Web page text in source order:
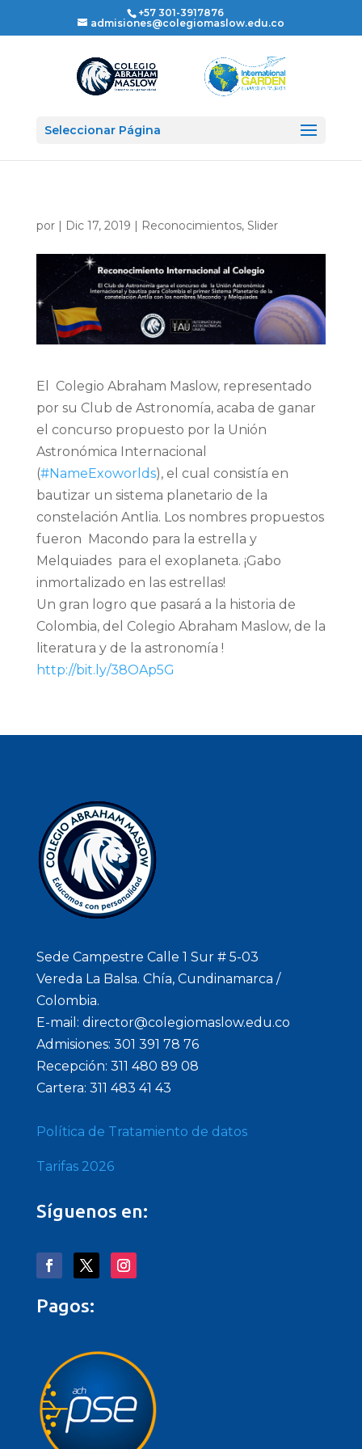
+57 301-3917876
admisiones@colegiomaslow.edu.co
Seleccionar Página
por | Dic 17, 2019 | Reconocimientos, Slider
El Colegio Abraham Maslow, representado
por su Club de Astronomía, acaba de ganar
el concurso propuesto por la Unión
Astronómica Internacional
(#NameExoworlds), el cual consistía en
bautizar un sistema planetario de la
constelación Antlia. Los nombres propuestos
fueron Macondo para la estrella y
Melquiades para el exoplaneta. ¡Gabo
inmortalizado en las estrellas!
Un gran logro que pasará a la historia de
Colombia, del Colegio Abraham Maslow, de la
literatura y de la astronomía !
http://bit.ly/38OAp5G
Sede Campestre Calle 1 Sur # 5-03
Vereda La Balsa. Chía, Cundinamarca /
Colombia.
E-mail: director@colegiomaslow.edu.co
Admisiones: 301 391 78 76
Recepción: 311 480 89 08
Cartera: 311 483 41 43
Política de Tratamiento de datos
Tarifas 2026
Síguenos en:
Pagos: